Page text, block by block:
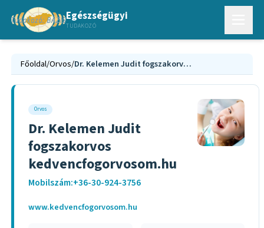
Egészségügyi
TUDAKOZÓ
Főoldal/Orvos/ Dr. Kelemen Judit fogszakorvos kedvencfogorvosom.hu
Orvos
Dr. Kelemen Judit
fogszakorvos
kedvencfogorvosom.hu
Mobilszám:+36-30-924-3756
www.kedvencfogorvosom.hu